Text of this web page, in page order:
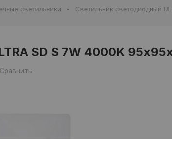
светильники - Светильник светодиодный
SD S 7W 4000K
Сравнить